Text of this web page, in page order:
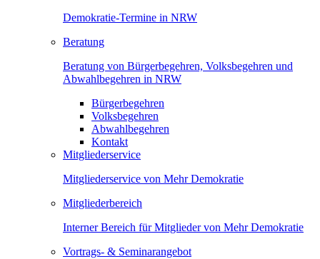
Demokratie-Termine in NRW
Beratung
Beratung von Bürgerbegehren, Volksbegehren und
Abwahlbegehren in NRW
Bürgerbegehren
Volksbegehren
Abwahlbegehren
Kontakt
Mitgliederservice
Mitgliederservice von Mehr Demokratie
Mitgliederbereich
Interner Bereich für Mitglieder von Mehr Demokratie
Vortrags- & Seminarangebot